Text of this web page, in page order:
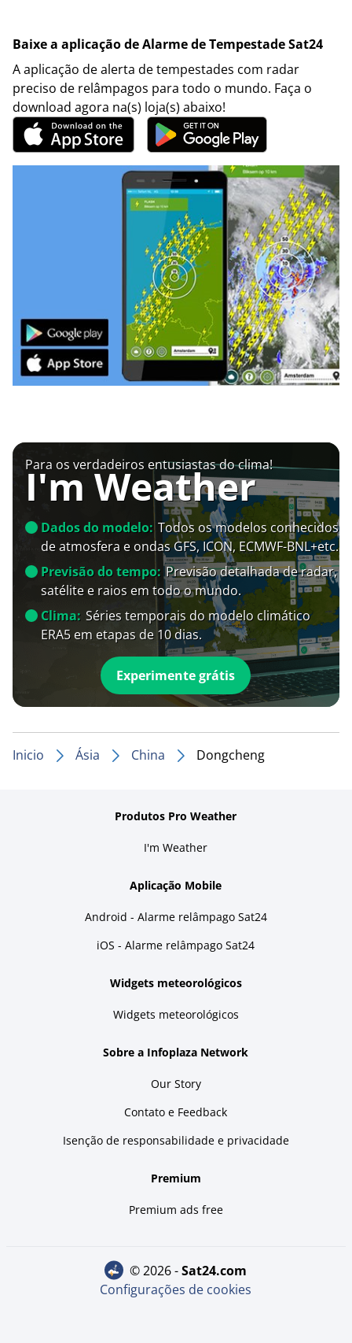
Baixe a aplicação de Alarme de Tempestade Sat24
A aplicação de alerta de tempestades com radar
preciso de relâmpagos para todo o mundo. Faça o
download agora na(s) loja(s) abaixo!
Para os verdadeiros entusiastas do clima!
I'm Weather
Dados do modelo: Todos os modelos conhecidos
de atmosfera e ondas GFS, ICON, ECMWF-BNL+etc.
Previsão do tempo: Previsão detalhada de radar,
satélite e raios em todo o mundo.
Clima: Séries temporais do modelo climático
ERA5 em etapas de 10 dias.
Experimente grátis
Inicio Ásia China Dongcheng
Produtos Pro Weather
I'm Weather
Aplicação Mobile
Android - Alarme relâmpago Sat24
iOS - Alarme relâmpago Sat24
Widgets meteorológicos
Widgets meteorológicos
Sobre a Infoplaza Network
Our Story
Contato e Feedback
Isenção de responsabilidade e privacidade
Premium
Premium ads free
© 2026 - sat24.com
Configurações de cookies